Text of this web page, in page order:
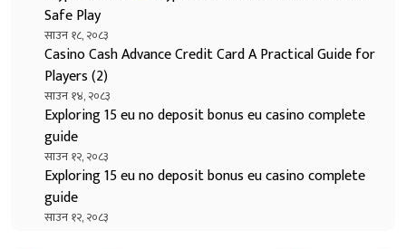
Safe Play
साउन १८, २०८३
Casino Cash Advance Credit Card A Practical Guide for
Players (2)
साउन १४, २०८३
Exploring 15 eu no deposit bonus eu casino complete
guide
साउन १२, २०८३
Exploring 15 eu no deposit bonus eu casino complete
guide
साउन १२, २०८३